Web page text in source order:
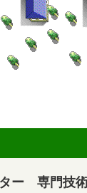
ー 専門技